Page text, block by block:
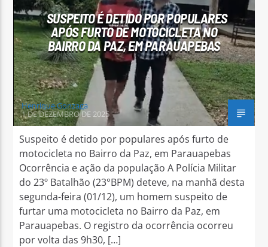
Arara Azul FM
SUSPEITO É DETIDO POR POPULARES
APÓS FURTO DE MOTOCICLETA NO
BAIRRO DA PAZ, EM PARAUAPEBAS
Henrique Gonzaga
1 DE DEZEMBRO DE 2025
Suspeito é detido por populares após furto de
motocicleta no Bairro da Paz, em Parauapebas
Ocorrência e ação da população A Polícia Militar
do 23º Batalhão (23°BPM) deteve, na manhã desta
segunda-feira (01/12), um homem suspeito de
furtar uma motocicleta no Bairro da Paz, em
Parauapebas. O registro da ocorrência ocorreu
por volta das 9h30, […]